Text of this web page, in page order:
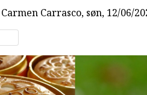
Carmen Carrasco, søn, 12/06/